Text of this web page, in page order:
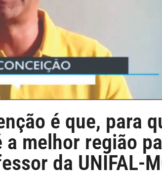
é que, para
melhor região
da UNIFAL-